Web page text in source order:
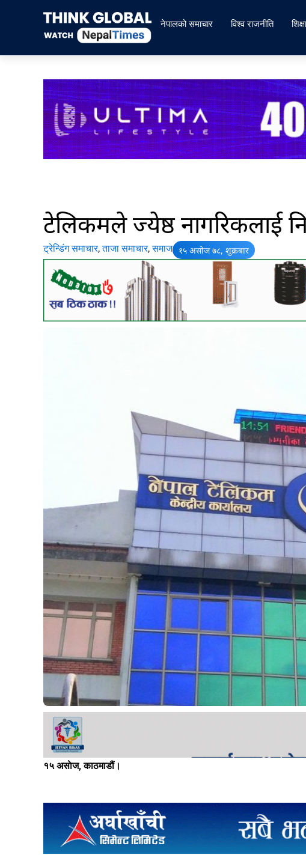
नेपालको समाचार विश्व राजनीति शिक्षा
टेलिकमले ज्येष्ठ नागरिकलाई
ट्रेन्डिंग समाचार,ताजा समाचार,समाज १५ असोज ७८, शुक्रबार
१५ असाेज, काठमाडौं।